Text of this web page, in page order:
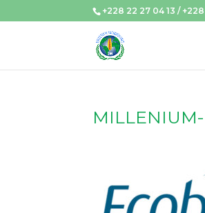
+228 22 27 04 13 /